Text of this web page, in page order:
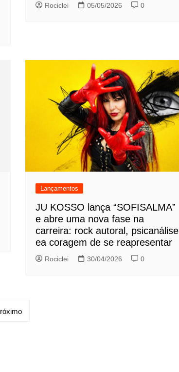
Rociclei 05/05/2026 0
Lançamentos
JU KOSSO lança “SOFISALMA”
e abre uma nova fase na
carreira: rock autoral, psicanálise
ea coragem de se reapresentar
Rociclei 30/04/2026 0